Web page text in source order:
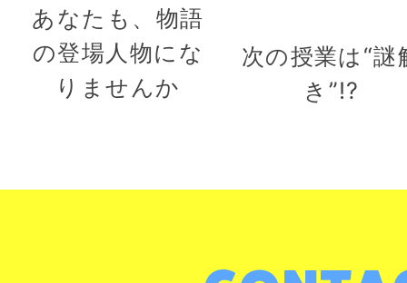
あなたも、物語
の登場人物にな
りませんか
次の授業は“謎
き”!?